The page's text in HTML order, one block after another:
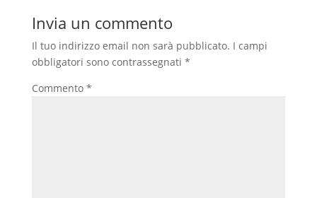
Invia un commento
Il tuo indirizzo email non sarà pubblicato. I campi
obbligatori sono contrassegnati *
Commento *